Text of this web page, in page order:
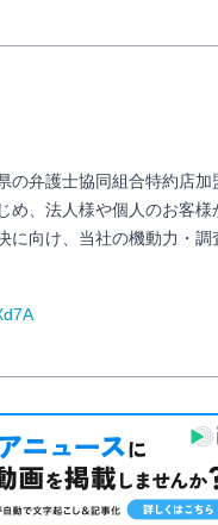
弁護士協同組合特約店加
、法人様や個人のお客
に向け、当社の機動力・